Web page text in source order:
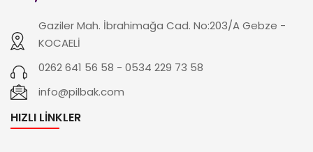
Gaziler Mah. İbrahimağa Cad. No:203/A Gebze -
KOCAELİ
0262 641 56 58 - 0534 229 73 58
info@pilbak.com
HIZLI LINKLER